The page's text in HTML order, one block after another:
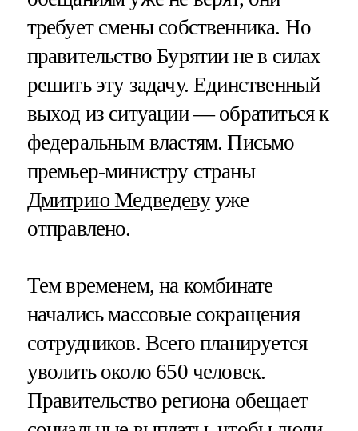
требует смены собственника. Но
правительство Бурятии не в силах
решить эту задачу. Единственный
выход из ситуации — обратиться к
федеральным властям. Письмо
премьер-министру страны
Дмитрию Медведевууже
отправлено.
Тем временем, на комбинате
начались массовые сокращения
сотрудников. Всего планируется
уволить около 650 человек.
Правительство региона обещает